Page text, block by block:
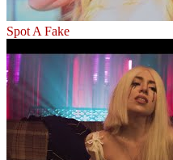
Spot A Fake